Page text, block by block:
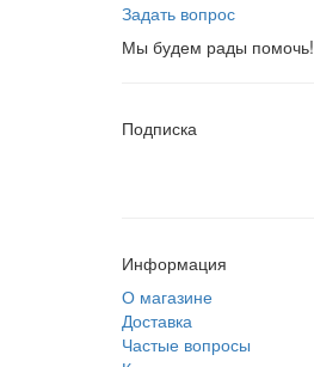
Задать вопрос
Мы будем рады помочь!
Подписка
Информация
О магазине
Доставка
Частые вопросы